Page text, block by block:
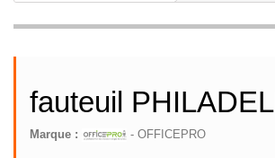
fauteuil
Marque : - OFFICEPRO